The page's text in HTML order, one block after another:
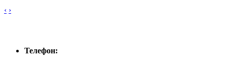
‹ ›
Телефон: